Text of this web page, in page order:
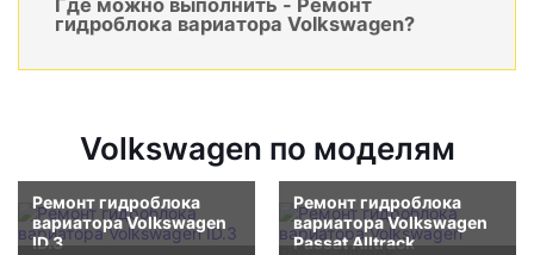
Где можно выполнить - Ремонт
гидроблока вариатора Volkswagen?
Volkswagen по моделям
Ремонт гидроблока
вариатора Volkswagen
ID.3
Ремонт гидроблока
вариатора Volkswagen
Passat Alltrack